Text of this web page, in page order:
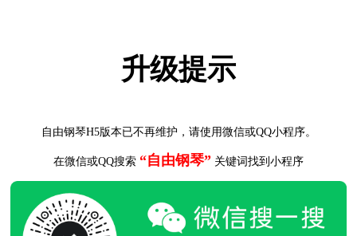
升级提示
自由钢琴H5版本已不再维护，请使用微信或QQ小程序。
在微信或QQ搜索 “自由钢琴” 关键词找到小程序